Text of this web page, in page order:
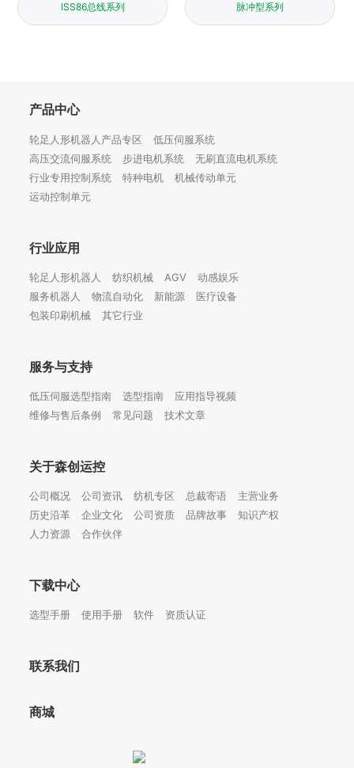
ISS86总线系列 脉冲型系列
产品中心
轮足人形机器人产品专区
低压伺服系统
高压交流伺服系统
步进电机系统
无刷直流电机系统
行业专用控制系统
特种电机
机械传动单元
运动控制单元
行业应用
轮足人形机器人 纺织机械 AGV
动感娱乐
服务机器人
物流自动化 新能源
医疗设备
包装印刷机械
其它行业
服务与支持
低压伺服选型指南 选型指南
应用指导视频
维修与售后条例
常见问题 技术文章
关于森创运控
公司概况 公司资讯 纺机专区 总裁寄语
主营业务
历史沿革
企业文化 公司资质 品牌故事
知识产权
人力资源
合作伙伴
下载中心
选型手册 使用手册 软件 资质认证
联系我们
商城